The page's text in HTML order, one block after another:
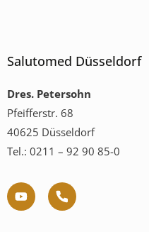
Salutomed Düsseldorf
Dres. Petersohn
Pfeifferstr. 68
40625 Düsseldorf
Tel.: 0211 – 92 90 85-0